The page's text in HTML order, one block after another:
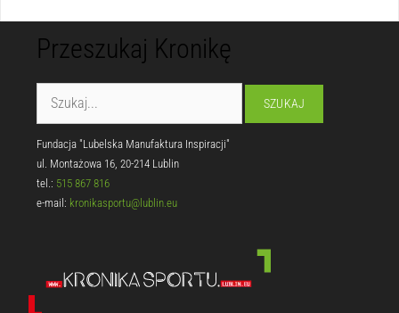
Przeszukaj Kronikę
Fundacja "Lubelska Manufaktura Inspiracji"
ul. Montażowa 16, 20-214 Lublin
tel.: 515 867 816
e-mail: kronikasportu@lublin.eu